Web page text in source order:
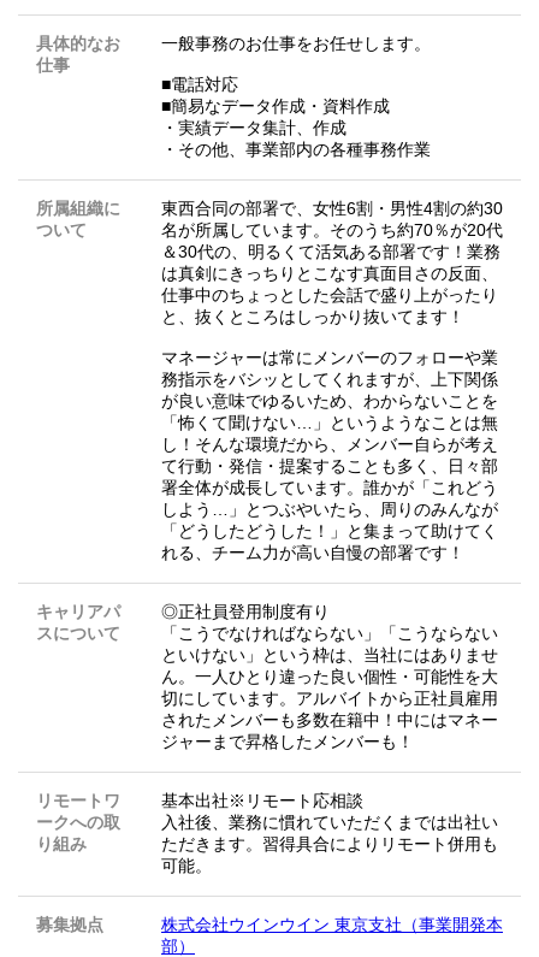
具体的なお
仕事
一般事務のお仕事をお任せします。
■電話対応
■簡易なデータ作成・資料作成
・実績データ集計、作成
・その他、事業部内の各種事務作業
所属組織に
ついて
東西合同の部署で、女性6割・男性4割の約30
名が所属しています。そのうち約70％が20代
＆30代の、明るくて活気ある部署です！業務
は真剣にきっちりとこなす真面目さの反面、
仕事中のちょっとした会話で盛り上がったり
と、抜くところはしっかり抜いてます！
マネージャーは常にメンバーのフォローや業
務指示をバシッとしてくれますが、上下関係
が良い意味でゆるいため、わからないことを
「怖くて聞けない…」というようなことは無
し！そんな環境だから、メンバー自らが考え
て行動・発信・提案することも多く、日々部
署全体が成長しています。誰かが「これどう
しよう…」とつぶやいたら、周りのみんなが
「どうしたどうした！」と集まって助けてく
れる、チーム力が高い自慢の部署です！
キャリアパ
スについて
◎正社員登用制度有り
「こうでなければならない」「こうならない
といけない」という枠は、当社にはありませ
ん。一人ひとり違った良い個性・可能性を大
切にしています。アルバイトから正社員雇用
されたメンバーも多数在籍中！中にはマネー
ジャーまで昇格したメンバーも！
リモートワ
ークへの取
り組み
基本出社※リモート応相談
入社後、業務に慣れていただくまでは出社い
ただきます。習得具合によりリモート併用も
可能。
募集拠点
株式会社ウインウイン 東京支社（事業開発本
部）